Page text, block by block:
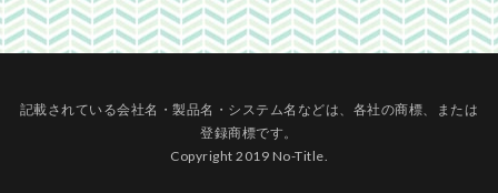
記載されている会社名・製品名・システム名などは、各社の商標、または
登録商標です。
Copyright 2019 No-Title.